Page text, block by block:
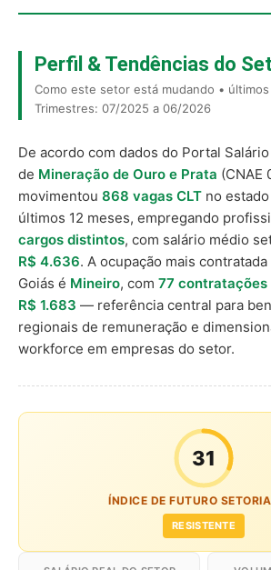
Perfil & Tendências do
Como este setor está mudando • últimos
Trimestres: 07/2025 a 06/2026
De acordo com dados do Portal
de Mineração de Ouro e Prata (CNAE
movimentou 868 vagas CLT no
últimos 12 meses, empregando
cargos distintos, com salário médio
R$ 4.636. A ocupação mais
Goiás é Mineiro, com 77 contratações
R$ 1.683 — referência central para
regionais de remuneração e
workforce em empresas do setor.
31
ÍNDICE DE FUTURO
RESISTENTE